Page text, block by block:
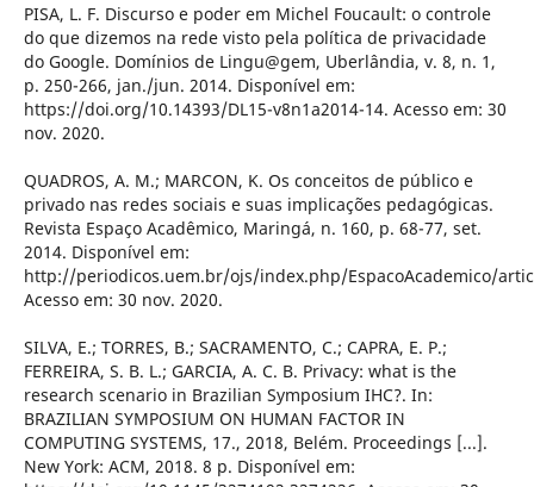
PISA, L. F. Discurso e poder em Michel Foucault: o controle
do que dizemos na rede visto pela política de privacidade
do Google. Domínios de Lingu@gem, Uberlândia, v. 8, n. 1,
p. 250-266, jan./jun. 2014. Disponível em:
https://doi.org/10.14393/DL15-v8n1a2014-14. Acesso em: 30
nov. 2020.
QUADROS, A. M.; MARCON, K. Os conceitos de público e
privado nas redes sociais e suas implicações pedagógicas.
Revista Espaço Acadêmico, Maringá, n. 160, p. 68-77, set.
2014. Disponível em:
http://periodicos.uem.br/ojs/index.php/EspacoAcademico/
Acesso em: 30 nov. 2020.
SILVA, E.; TORRES, B.; SACRAMENTO, C.; CAPRA, E. P.;
FERREIRA, S. B. L.; GARCIA, A. C. B. Privacy: what is the
research scenario in Brazilian Symposium IHC?. In:
BRAZILIAN SYMPOSIUM ON HUMAN FACTOR IN
COMPUTING SYSTEMS, 17., 2018, Belém. Proceedings [...].
New York: ACM, 2018. 8 p. Disponível em: